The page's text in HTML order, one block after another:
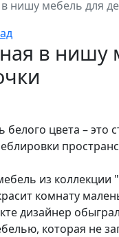
нишу мебель для
в нишу
белого цвета – это
из коллекции
комнату
дизайнер
которая не